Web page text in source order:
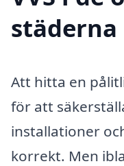
Att hitta en
för att
installationer
korrekt. Men